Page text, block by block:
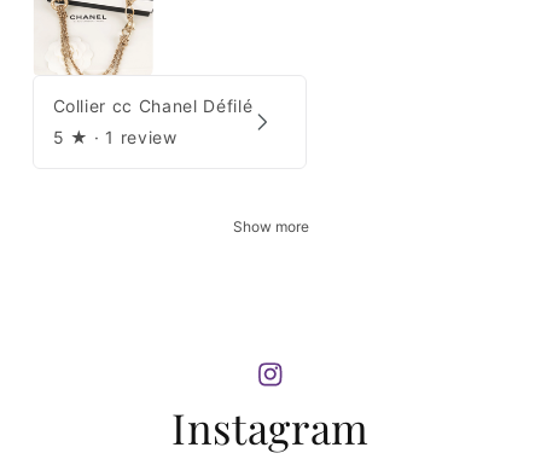
Collier cc Chanel Défilé
5 ★ · 1 review
Show more
Instagram